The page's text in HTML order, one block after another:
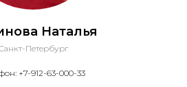
Наталья
Петербург
+7-912-63-000-33